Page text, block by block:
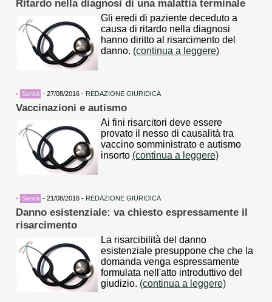
Ritardo nella diagnosi di una malattia terminale
Gli eredi di paziente deceduto a
causa di ritardo nella diagnosi
hanno diritto al risarcimento del
danno. (continua a leggere)
• Sanità - 27/08/2016 - REDAZIONE GIURIDICA
Vaccinazioni e autismo
Ai fini risarcitori deve essere
provato il nesso di causalità tra
vaccino somministrato e autismo
insorto (continua a leggere)
• Sanità - 21/08/2016 - REDAZIONE GIURIDICA
Danno esistenziale: va chiesto espressamente il
risarcimento
La risarcibilità del danno
esistenziale presuppone che che la
domanda venga espressamente
formulata nell'atto introduttivo del
giudizio. (continua a leggere)